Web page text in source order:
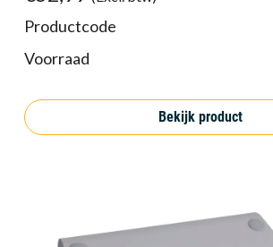
Productcode
Voorraad
Bekijk product